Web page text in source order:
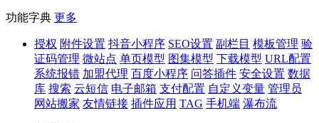
功能字典 更多
授权 附件设置 抖音小程序 SEO设置 副栏目 模板管理 验
证码管理 微站点 单页模型 图集模型 下载模型 URL配置
系统报错 加盟代理 百度小程序 问答插件 安全设置 数据
库 搜索 云短信 电子邮箱 支付配置 自定义变量 管理员
网站搬家 友情链接 插件应用 TAG 手机端 瀑布流